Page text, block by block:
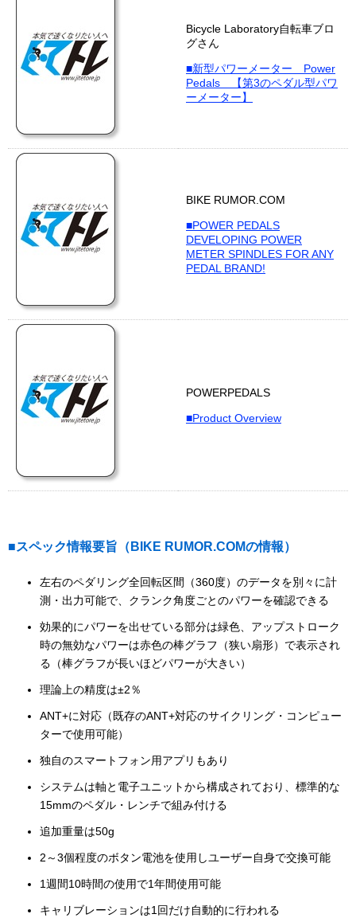
Bicycle Laboratory自転車ブロ
グさん
■新型パワーメーター Power
Pedals 【第3のペダル型パワ
ーメーター】
BIKE RUMOR.COM
■POWER PEDALS
DEVELOPING POWER
METER SPINDLES FOR ANY
PEDAL BRAND!
POWERPEDALS
■Product Overview
■スペック情報要旨（BIKE RUMOR.COMの情報）
左右のペダリング全回転区間（360度）のデータを別々に計
測・出力可能で、クランク角度ごとのパワーを確認できる
効果的にパワーを出せている部分は緑色、アップストローク
時の無効なパワーは赤色の棒グラフ（狭い扇形）で表示され
る（棒グラフが長いほどパワーが大きい）
理論上の精度は±2％
ANT+に対応（既存のANT+対応のサイクリング・コンピュー
ターで使用可能）
独自のスマートフォン用アプリもあり
システムは軸と電子ユニットから構成されており、標準的な
15mmのペダル・レンチで組み付ける
追加重量は50g
2～3個程度のボタン電池を使用しユーザー自身で交換可能
1週間10時間の使用で1年間使用可能
キャリブレーションは1回だけ自動的に行われる